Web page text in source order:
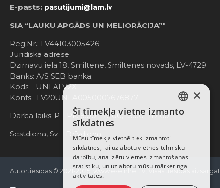
E-pasts: pasutijumi@lam.lv
SIA “LAUKU APGĀDS UN MELIORĀCIJA”"
Reg.Nr.: LV44103005426
Juridiskā adrese:
Dzirnavu iela 18, Smiltene, Smiltenes novads, LV-4729
Banks: A/S SEB banka;
Kods: UNLALV2X
Konts: LV20UNLA0050007676877
Darba laiks: P - Pk. 8:00 - 12:00; 13:00 - 17:00
Sestdiena, Sv. - Brīvdiena
Autortiesības © 2021-2025, www.e-einhell.lv, Visas tiesības
LATVIAN
ENGLISH
×
Šī tīmekļa vietne izmanto
sīkdatnes
Mūsu tīmekļa vietnē tiek izmantoti
sīkdatnes, lai uzlabotu vietnes tehnisku
darbību, analizētu vietnes izmantošanas
statistiku, un uzlabotu mūsu mārketinga
aktivitātes.